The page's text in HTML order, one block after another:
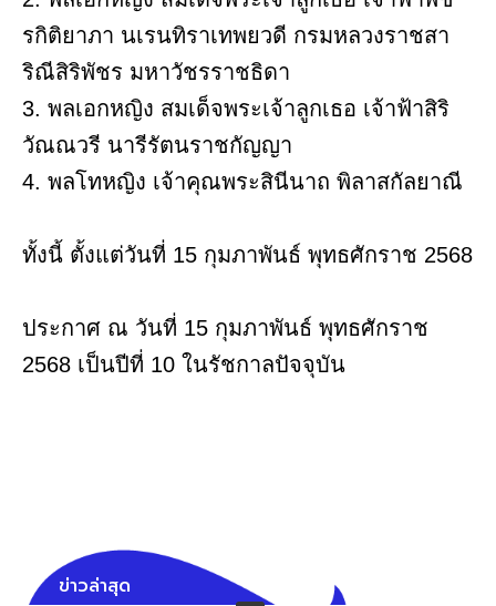
รกิติยาภา นเรนทิราเทพยวดี กรมหลวงราชสา
ริณีสิริพัชร มหาวัชรราชธิดา
3. พลเอกหญิง สมเด็จพระเจ้าลูกเธอ เจ้าฟ้าสิริ
วัณณวรี นารีรัตนราชกัญญา
4. พลโทหญิง เจ้าคุณพระสินีนาถ พิลาสกัลยาณี
ทั้งนี้ ตั้งแต่วันที่ 15 กุมภาพันธ์ พุทธศักราช 2568
ประกาศ ณ วันที่ 15 กุมภาพันธ์ พุทธศักราช
2568 เป็นปีที่ 10 ในรัชกาลปัจจุบัน
ข่าวล่าสุด